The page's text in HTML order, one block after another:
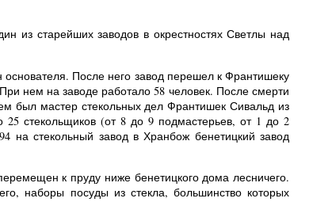
из старейших заводов в окрестностях Светлы над
После него завод перешел к Франтишеку
нем на заводе работало 58 человек. После смерти
был мастер стекольных дел Франтишек Сивальд из
стекольщиков (от 8 до 9 подмастерьев, от 1 до 2
на стекольный завод в Хранбож бенетицкий завод
к пруду ниже бенетицкого дома лесничего.
наборы посуды из стекла, большинство которых